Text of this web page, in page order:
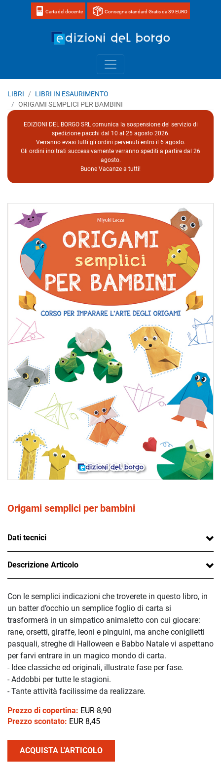
Carta del docente Consegna standard Gratis da 39 EURO
LIBRI
LIBRI IN ESAURIMENTO
ORIGAMI SEMPLICI PER BAMBINI
EDIZIONI DEL BORGO SRL comunica la sospensione del servizio di
spedizione pacchi dal 10 al 25 agosto 2026.
Verranno evasi tutti gli ordini pervenuti entro il 6 agosto.
Gli ordini inoltrati successivamente verranno spediti a partire dal 26
agosto.
Buone Vacanze a tutti!
Origami semplici per bambini
Dati tecnici
Descrizione Articolo
Con le semplici indicazioni che troverete in questo libro, in
un batter d’occhio un semplice foglio di carta si
trasformerà in un simpatico animaletto con cui giocare:
rane, orsetti, giraffe, leoni e pinguini, ma anche coniglietti
pasquali, streghe di Halloween e Babbo Natale vi aspettano
per farvi entrare in un magico mondo di carta.
- Idee classiche ed originali, illustrate fase per fase.
- Addobbi per tutte le stagioni.
- Tante attività facilissime da realizzare.
Prezzo di copertina: EUR 8,90
Prezzo scontato: EUR 8,45
ACQUISTA L'ARTICOLO